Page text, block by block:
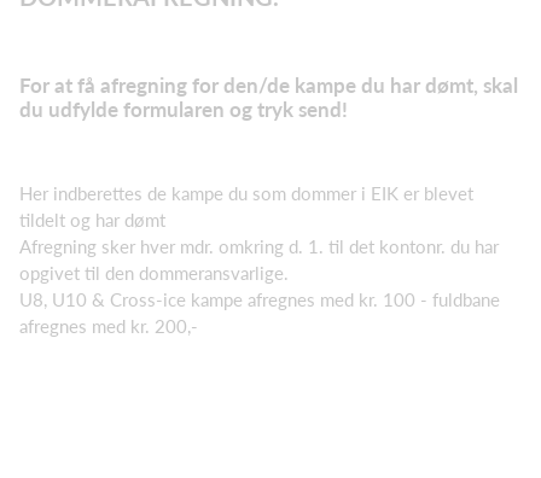
For at få afregning for den/de kampe du har dømt, skal
du udfylde formularen og tryk send!
Her indberettes de kampe du som dommer i EIK er blevet
tildelt og har dømt
Afregning sker hver mdr. omkring d. 1. til det kontonr. du har
opgivet til den dommeransvarlige.
U8, U10 & Cross-ice kampe afregnes med kr. 100 - fuldbane
afregnes med kr. 200,-